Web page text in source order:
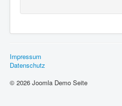
Impressum
Datenschutz
© 2026 Joomla Demo Seite